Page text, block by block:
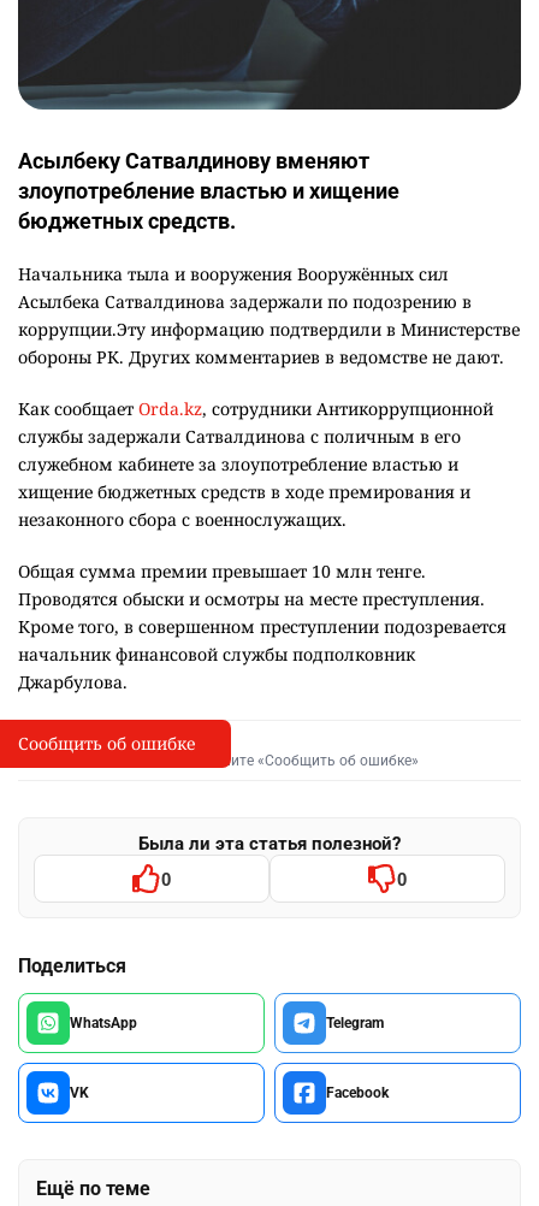
Асылбеку Сатвалдинову вменяют
злоупотребление властью и хищение
бюджетных средств.
Начальника тыла и вооружения Вооружённых сил
Асылбека Сатвалдинова задержали по подозрению в
коррупции.Эту информацию подтвердили в Министерстве
обороны РК. Других комментариев в ведомстве не дают.
Как сообщает Оrda.kz, сотрудники Антикоррупционной
службы задержали Сатвалдинова с поличным в его
служебном кабинете за злоупотребление властью и
хищение бюджетных средств в ходе премирования и
незаконного сбора с военнослужащих.
Общая сумма премии превышает 10 млн тенге.
Проводятся обыски и осмотры на месте преступления.
Кроме того, в совершенном преступлении подозревается
начальник финансовой службы подполковник
Джарбулова.
I
Сообщить об опечатке
Выделите фрагмент и нажмите «Сообщить об ошибке»
Была ли эта статья полезной?
0 0
Поделиться
WhatsApp Telegram
VK Facebook
Ещё по теме
Сообщить об ошибке